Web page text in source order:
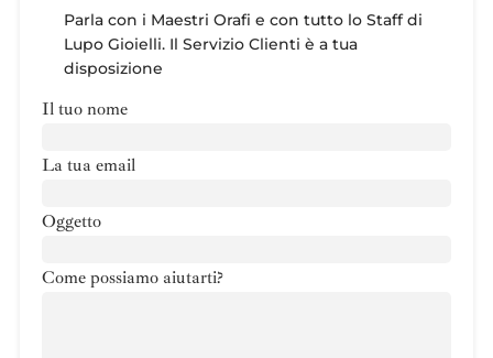
Parla con i Maestri Orafi e con tutto lo Staff di
Lupo Gioielli. Il Servizio Clienti è a tua
disposizione
Il tuo nome
La tua email
Oggetto
Come possiamo aiutarti?